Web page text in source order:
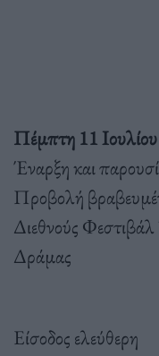
Πέμπτη 11 Ιουλίου
Έναρξη και
Προβολή
Διεθνούς
Δράμας
Είσοδος ελεύθερη